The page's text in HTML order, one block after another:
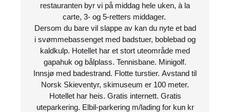
restauranten byr vi på middag hele uken, à la
carte, 3- og 5-retters middager.
Dersom du bare vil slappe av kan du nyte et bad
i svømmebassenget med badstuer, boblebad og
kaldkulp. Hotellet har et stort uteområde med
gapahuk og bålplass. Tennisbane. Minigolf.
Innsjø med badestrand. Flotte turstier. Avstand til
Norsk Skieventyr, skimuseum er 100 meter.
Hotellet har heis. Gratis internett. Gratis
uteparkering. Elbil-parkering m/lading for kun kr